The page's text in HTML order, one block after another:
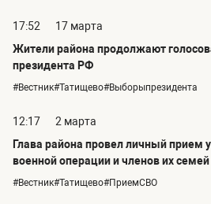
17:52
17 марта
Жители района продолжают
президента РФ
#Вестник#Татищево#Выборыпрезидента
12:17
2 марта
Глава района провел личный прием
военной операции и членов их семей
#Вестник#Татищево#ПриемСВО